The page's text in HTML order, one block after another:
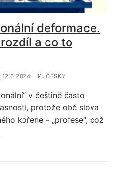
deformace.
a co to
12.6.2024 ČESKY
v češtině často
protože obě slova
kořene – „profese“, což